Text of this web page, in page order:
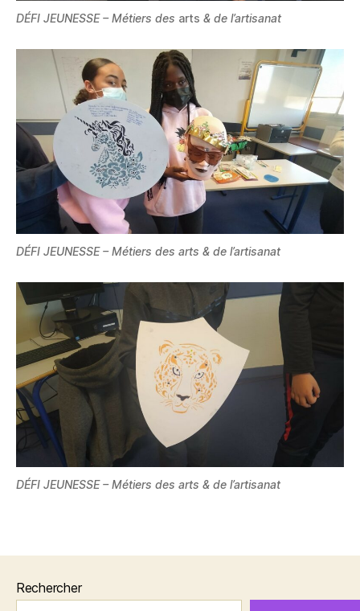
DÉFI JEUNESSE – Métiers des arts & de l’artisanat
DÉFI JEUNESSE – Métiers des arts & de l’artisanat
DÉFI JEUNESSE – Métiers des arts & de l’artisanat
Rechercher